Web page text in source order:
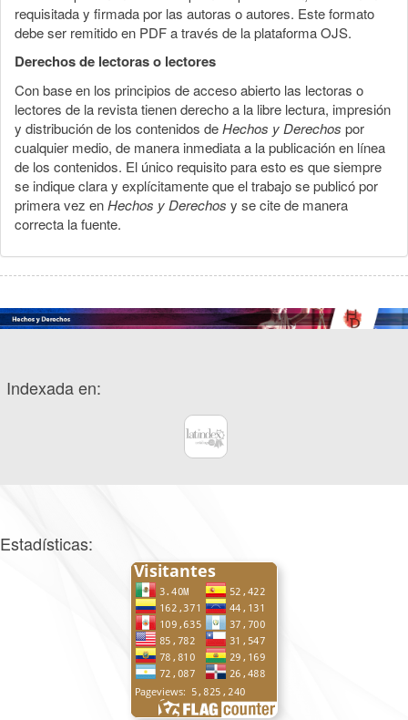
requisitada y firmada por las autoras o autores. Este formato
debe ser remitido en PDF a través de la plataforma OJS.
Derechos de lectoras o lectores
Con base en los principios de acceso abierto las lectoras o
lectores de la revista tienen derecho a la libre lectura, impresión
y distribución de los contenidos deHechos y Derechos por
cualquier medio, de manera inmediata a la publicación en línea
de los contenidos. El único requisito para esto es que siempre
se indique clara y explícitamente que el trabajo se publicó por
primera vez enHechos y Derechos y se cite de manera
correcta la fuente.
Indexada en:
Estadísticas: